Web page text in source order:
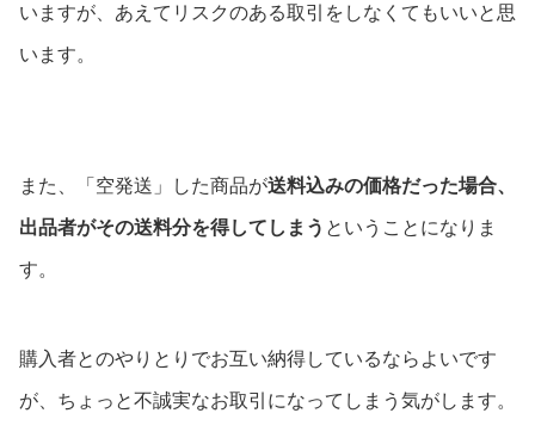
いますが、あえてリスクのある取引をしなくてもいいと思
います。
また、「空発送」した商品が送料込みの価格だった場合、
出品者がその送料分を得してしまう ということになりま
す。
購入者とのやりとりでお互い納得しているならよいです
が、ちょっと不誠実なお取引になってしまう気がします。